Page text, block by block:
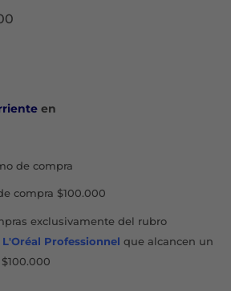
en
de compra
compra $100.000
exclusivamente del rubro
L'Oréal Professionnel que alcancen un